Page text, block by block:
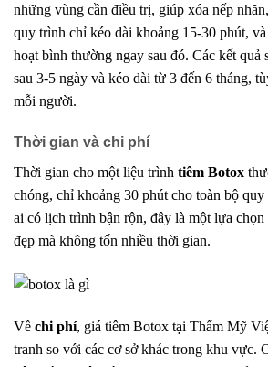
những vùng cần điều trị, giúp xóa nếp
quy trình chỉ kéo dài khoảng 15-30 phút,
hoạt bình thường ngay sau đó. Các kết quả
sau 3-5 ngày và kéo dài từ 3 đến 6 tháng,
mỗi người.
Thời gian và chi phí
Thời gian cho một liệu trình tiêm Botox
chóng, chỉ khoảng 30 phút cho toàn bộ
ai có lịch trình bận rộn, đây là một lựa
đẹp mà không tốn nhiều thời gian.
Về chi phí, giá tiêm Botox tại Thẩm Mỹ
tranh so với các cơ sở khác trong khu vực.